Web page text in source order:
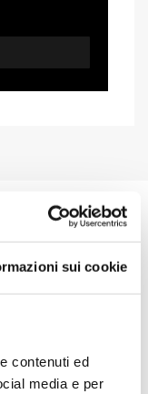
sui cookie
contenuti ed
media e per